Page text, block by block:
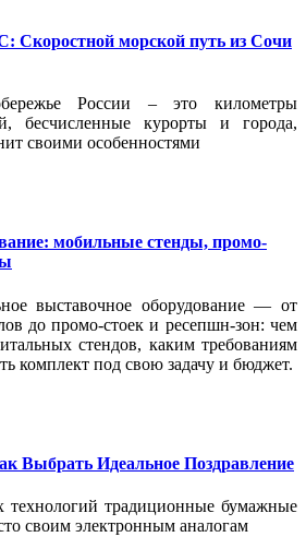
морской путь из Сочи
России – это километры
бесчисленные курорты и города,
своими особенностями
мобильные стенды, промо-
выставочное оборудование — от
до промо-стоек и ресепшн-зон: чем
стендов, каким требованиям
комплект под свою задачу и бюджет.
Выбрать Идеальное Поздравление
традиционные бумажные
своим электронным аналогам